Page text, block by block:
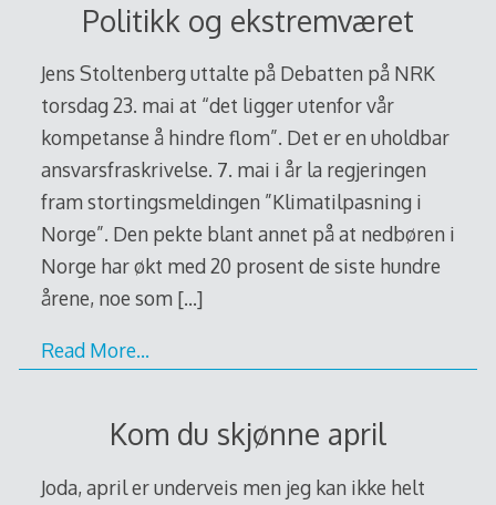
Politikk og ekstremværet
Jens Stoltenberg uttalte på Debatten på NRK
torsdag 23. mai at “det ligger utenfor vår
kompetanse å hindre flom”. Det er en uholdbar
ansvarsfraskrivelse. 7. mai i år la regjeringen
fram stortingsmeldingen ”Klimatilpasning i
Norge”. Den pekte blant annet på at nedbøren i
Norge har økt med 20 prosent de siste hundre
årene, noe som […]
Read More…
Kom du skjønne april
Joda, april er underveis men jeg kan ikke helt